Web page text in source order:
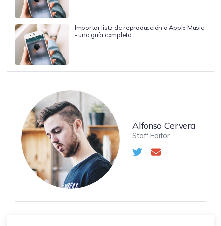
Importar lista de reproducción a Apple Music
- una guía completa
Alfonso Cervera
Staff Editor